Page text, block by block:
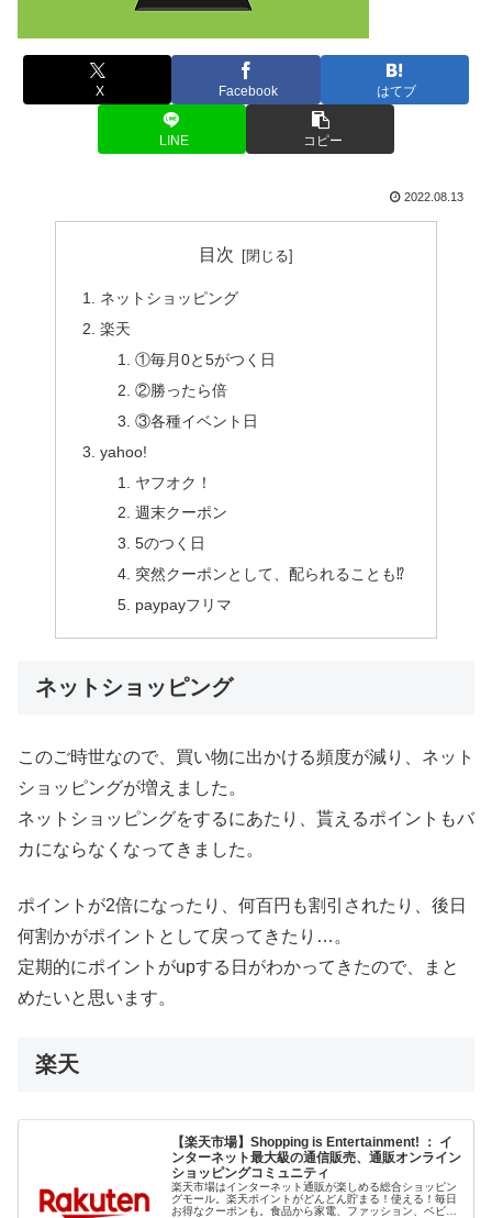
X Facebook はてブ
LINE コピー
2022.08.13
目次
ネットショッピング
楽天
①毎月0と5がつく日
②勝ったら倍
③各種イベント日
yahoo!
ヤフオク！
週末クーポン
5のつく日
突然クーポンとして、配られることも⁉
paypayフリマ
ネットショッピング
このご時世なので、買い物に出かける頻度が減り、ネット
ショッピングが増えました。
ネットショッピングをするにあたり、貰えるポイントもバ
カにならなくなってきました。
ポイントが2倍になったり、何百円も割引されたり、後日
何割かがポイントとして戻ってきたり…。
定期的にポイントがupする日がわかってきたので、まと
めたいと思います。
楽天
【楽天市場】Shopping is Entertainment! ： イ
ンターネット最大級の通信販売、通販オンライン
ショッピングコミュニティ
楽天市場はインターネット通販が楽しめる総合ショッピン
グモール。楽天ポイントがどんどん貯まる！使える！毎日
お得なクーポンも。食品から家電、ファッション、ベビー